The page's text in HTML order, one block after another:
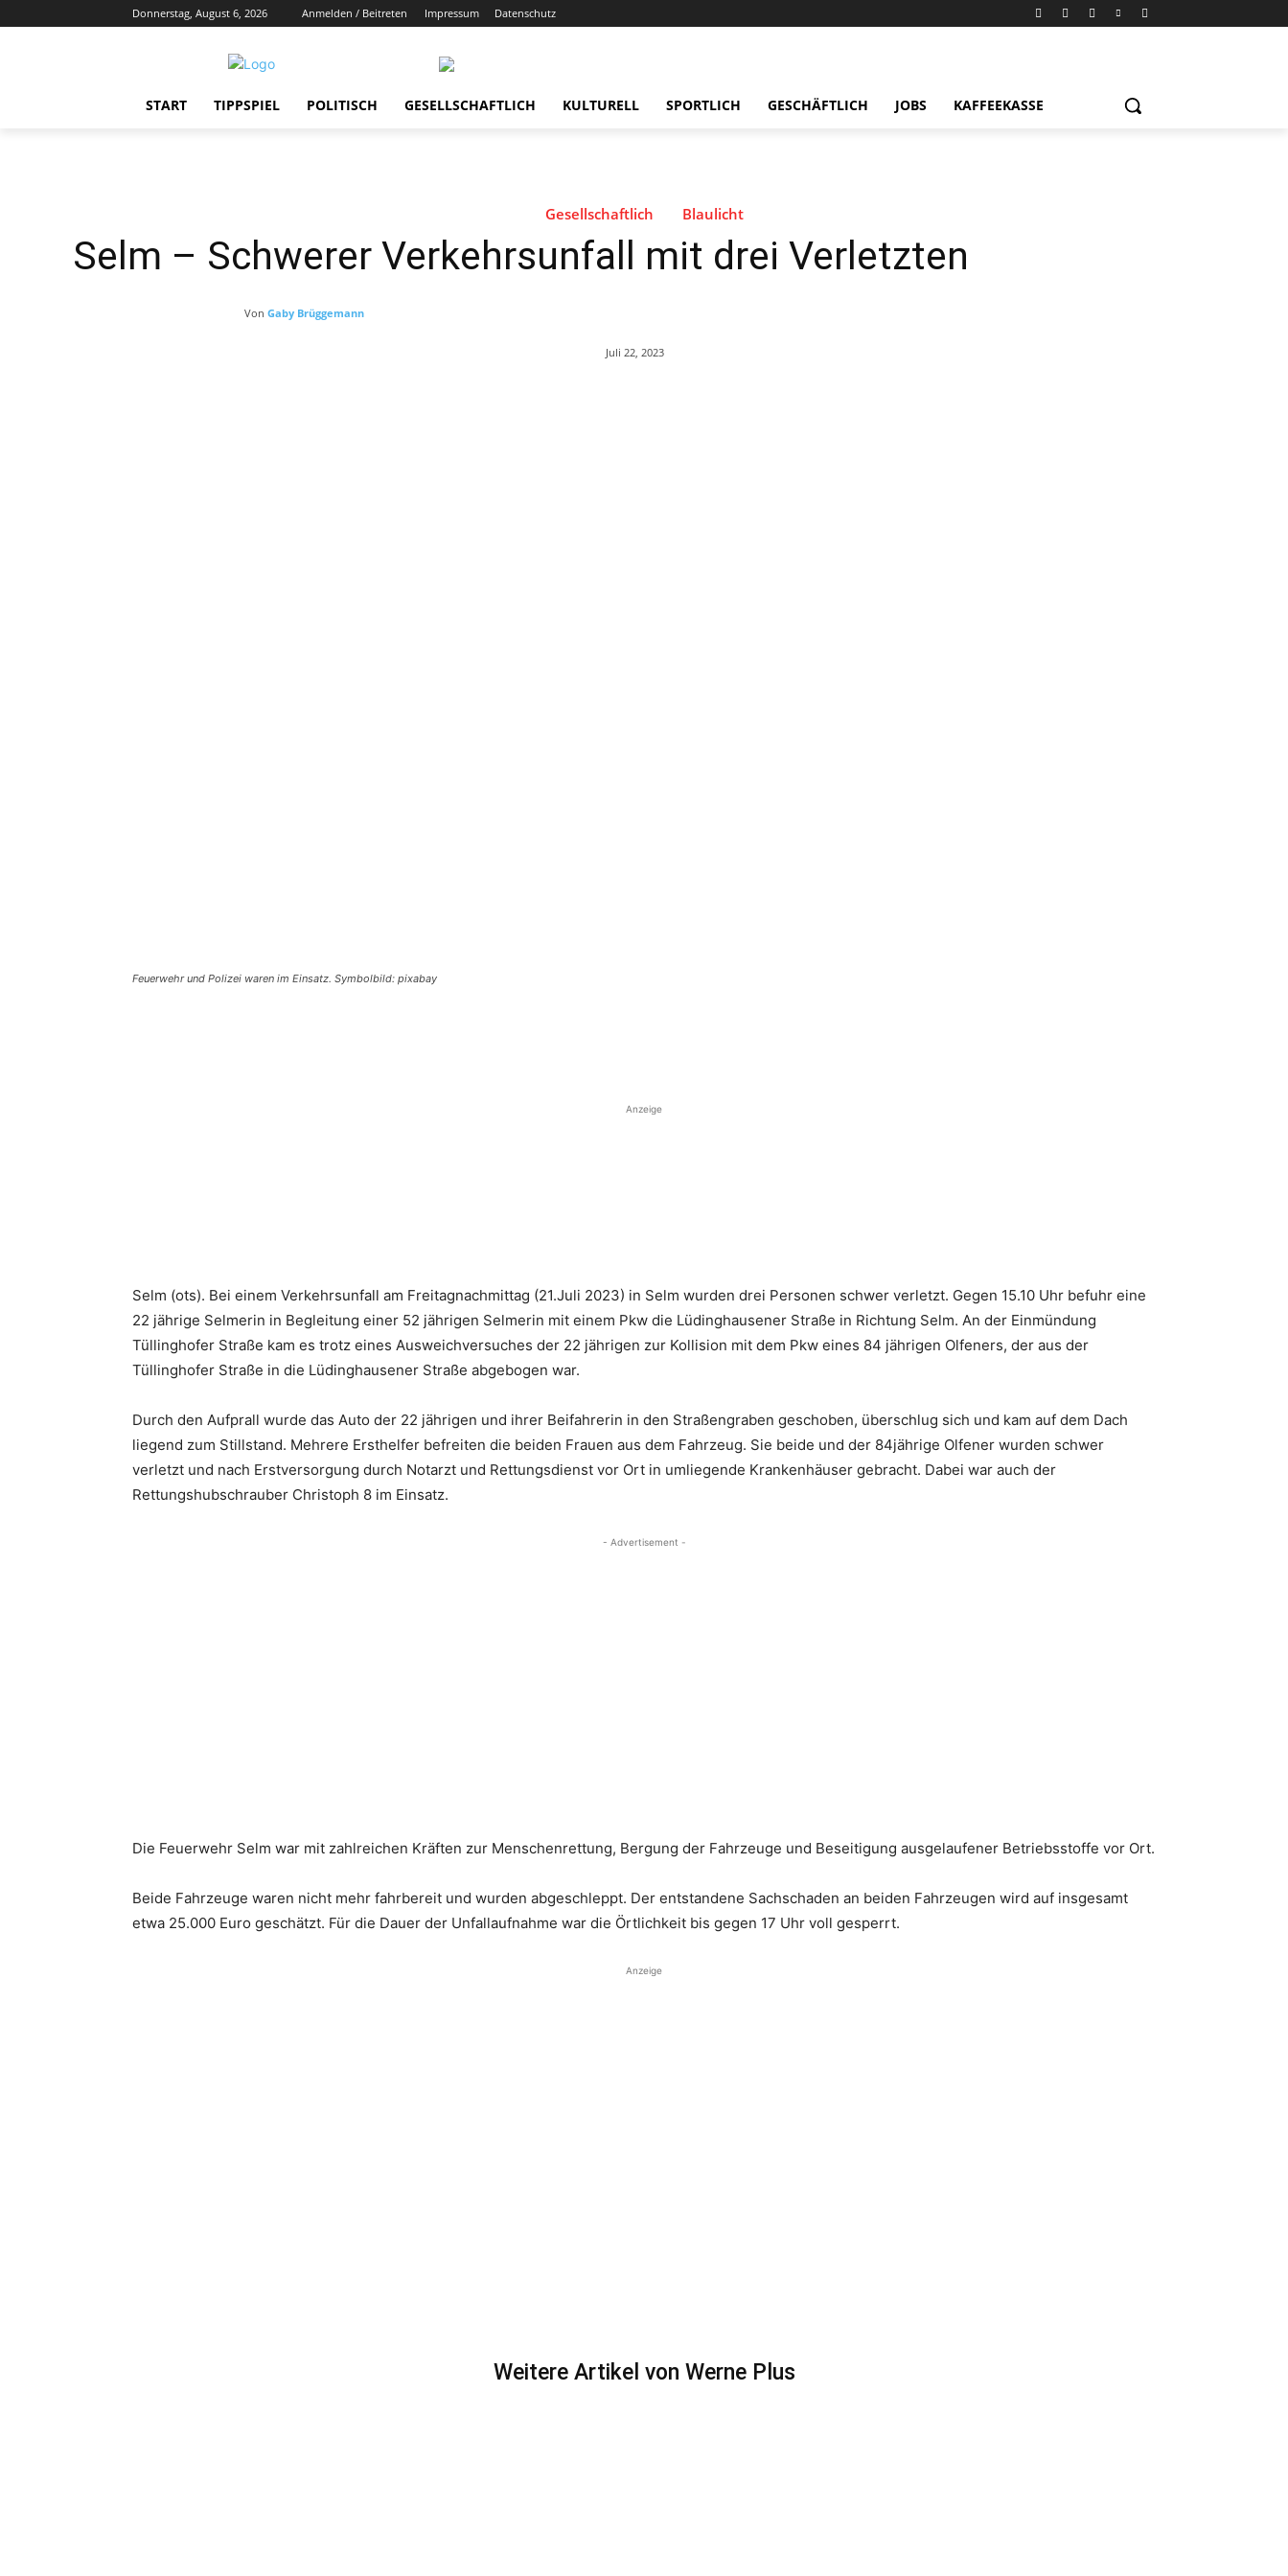
Donnerstag, August 6, 2026 Anmelden / Beitreten Impressum Datenschutz
START TIPPSPIEL POLITISCH GESELLSCHAFTLICH KULTURELL SPORTLICH GESCHÄFTLICH JOBS KAFFEEKASSE
Gesellschaftlich Blaulicht
Selm – Schwerer Verkehrsunfall mit drei Verletzten
Von Gaby Brüggemann
Juli 22, 2023
Feuerwehr und Polizei waren im Einsatz. Symbolbild: pixabay
Anzeige
Selm (ots). Bei einem Verkehrsunfall am Freitagnachmittag (21.Juli 2023) in Selm wurden drei Personen schwer verletzt. Gegen 15.10 Uhr befuhr eine
22 jährige Selmerin in Begleitung einer 52 jährigen Selmerin mit einem Pkw die Lüdinghausener Straße in Richtung Selm. An der Einmündung
Tüllinghofer Straße kam es trotz eines Ausweichversuches der 22 jährigen zur Kollision mit dem Pkw eines 84 jährigen Olfeners, der aus der
Tüllinghofer Straße in die Lüdinghausener Straße abgebogen war.
Durch den Aufprall wurde das Auto der 22 jährigen und ihrer Beifahrerin in den Straßengraben geschoben, überschlug sich und kam auf dem Dach
liegend zum Stillstand. Mehrere Ersthelfer befreiten die beiden Frauen aus dem Fahrzeug. Sie beide und der 84jährige Olfener wurden schwer
verletzt und nach Erstversorgung durch Notarzt und Rettungsdienst vor Ort in umliegende Krankenhäuser gebracht. Dabei war auch der
Rettungshubschrauber Christoph 8 im Einsatz.
- Advertisement -
Die Feuerwehr Selm war mit zahlreichen Kräften zur Menschenrettung, Bergung der Fahrzeuge und Beseitigung ausgelaufener Betriebsstoffe vor Ort.
Beide Fahrzeuge waren nicht mehr fahrbereit und wurden abgeschleppt. Der entstandene Sachschaden an beiden Fahrzeugen wird auf insgesamt
etwa 25.000 Euro geschätzt. Für die Dauer der Unfallaufnahme war die Örtlichkeit bis gegen 17 Uhr voll gesperrt.
Anzeige
Weitere Artikel von Werne Plus